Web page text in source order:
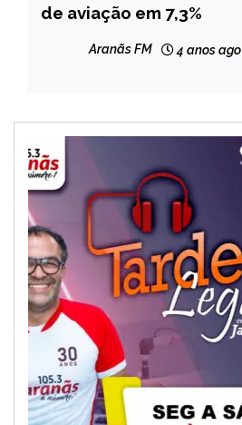
NOTÍCIAS
de aviação em 7,3%
Aranãs FM 4 anos ago